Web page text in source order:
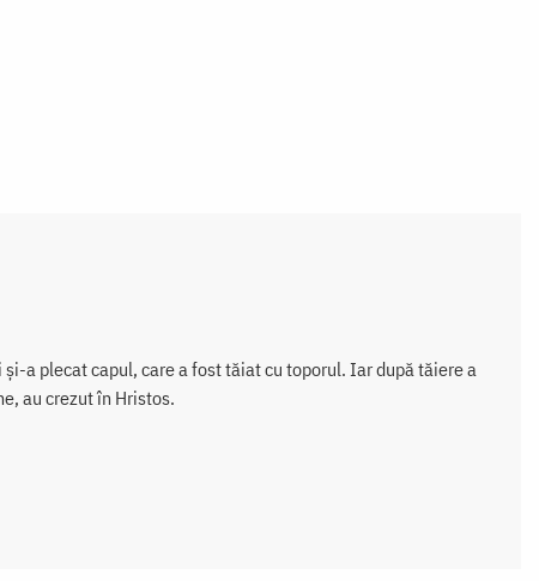
a plecat capul, care a fost tăiat cu toporul. Iar după tăiere a
au crezut în Hristos.